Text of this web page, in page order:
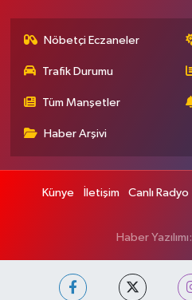
Nöbetçi Eczaneler
Trafik Durumu
Tüm Manşetler
Haber Arşivi
Künye İletişim Canlı Radyo
Haber Yazılımı: